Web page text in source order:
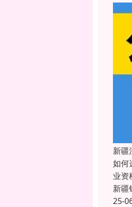
新疆
如何
业资
新疆
25-